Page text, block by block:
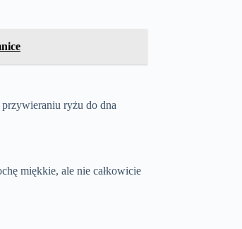
ryżu do dna
miękkie, ale nie całkowicie